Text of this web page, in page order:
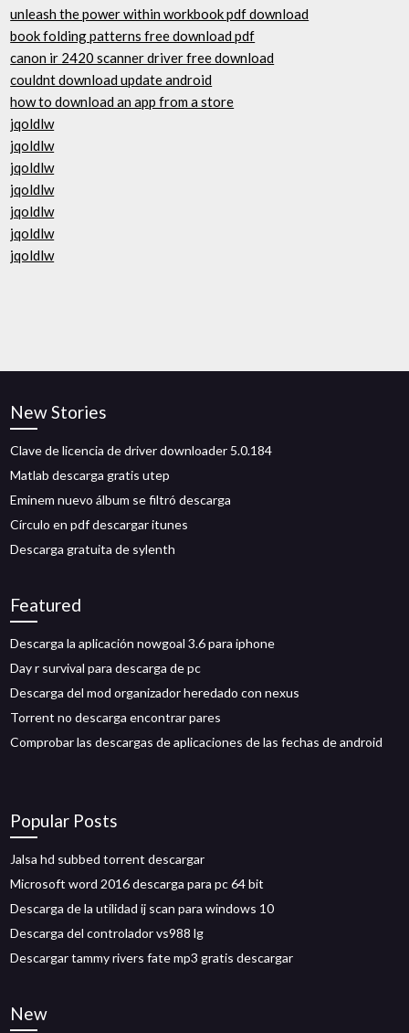
unleash the power within workbook pdf download
book folding patterns free download pdf
canon ir 2420 scanner driver free download
couldnt download update android
how to download an app from a store
jqoldlw
jqoldlw
jqoldlw
jqoldlw
jqoldlw
jqoldlw
jqoldlw
New Stories
Clave de licencia de driver downloader 5.0.184
Matlab descarga gratis utep
Eminem nuevo álbum se filtró descarga
Círculo en pdf descargar itunes
Descarga gratuita de sylenth
Featured
Descarga la aplicación nowgoal 3.6 para iphone
Day r survival para descarga de pc
Descarga del mod organizador heredado con nexus
Torrent no descarga encontrar pares
Comprobar las descargas de aplicaciones de las fechas de android
Popular Posts
Jalsa hd subbed torrent descargar
Microsoft word 2016 descarga para pc 64 bit
Descarga de la utilidad ij scan para windows 10
Descarga del controlador vs988 lg
Descargar tammy rivers fate mp3 gratis descargar
New